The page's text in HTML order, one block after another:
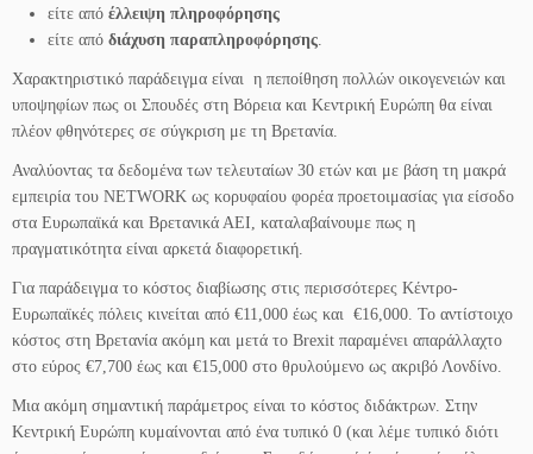
είτε από έλλειψη πληροφόρησης
είτε από διάχυση παραπληροφόρησης
Χαρακτηριστικό παράδειγμα είναι η πεποίθηση πολλών οικογενειών και
υποψηφίων πως οι Σπουδές στη Βόρεια και Κεντρική Ευρώπη θα είναι
πλέον φθηνότερες σε σύγκριση με τη Βρετανία.
Αναλύοντας τα δεδομένα των τελευταίων 30 ετών και με βάση τη μακρά
εμπειρία του NETWORK ως κορυφαίου φορέα προετοιμασίας για είσοδο
στα Ευρωπαϊκά και Βρετανικά ΑΕΙ, καταλαβαίνουμε πως η
πραγματικότητα είναι αρκετά διαφορετική.
Για παράδειγμα το κόστος διαβίωσης στις περισσότερες Κέντρο-
Ευρωπαϊκές πόλεις κινείται από €11,000 έως και €16,000. Το αντίστοιχο
κόστος στη Βρετανία ακόμη και μετά το Brexit παραμένει απαράλλαχτο
στο εύρος €7,700 έως και €15,000 στο θρυλούμενο ως ακριβό Λονδίνο.
Μια ακόμη σημαντική παράμετρος είναι το κόστος διδάκτρων. Στην
Κεντρική Ευρώπη κυμαίνονται από ένα τυπικό 0 (και λέμε τυπικό διότι